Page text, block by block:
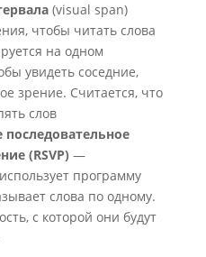
(visual span)
чтобы читать слова
на одном
увидеть соседние,
зрение. Считается, что
слов
последовательное
(RSVP) —
программу
слова по одному.
с которой они будут